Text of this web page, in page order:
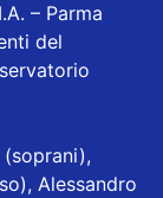
– Parma
del
(soprani),
Alessandro